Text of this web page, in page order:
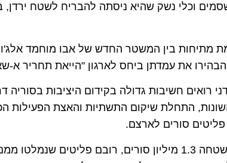
וכלי נשק שהיא ניסתה להבריח לשטח ירדן,
מתיחות בין המשטר החדש של אבו מוחמד
הבהירו את עמדתן ביחס לארגון "הייאת תחריר
רואים חשיבות גדולה בקידום היציבות בסוריה
התחלת שיקום התשתיות והאצת הפעילות
סורים לארצם.
נכון להיום, ירדן מארחת בשטחה 1.3 מיליון סורים, רובם